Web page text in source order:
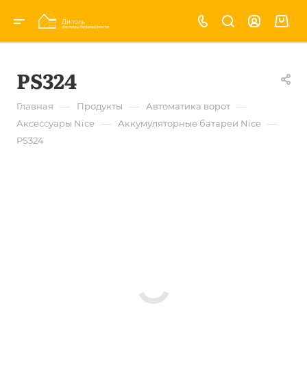
PS324
Главная — Продукты — Автоматика ворот —
Аксессуары Nice — Аккумуляторные батареи Nice —
PS324